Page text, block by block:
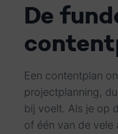
De
Een contentplan
projectplanning,
bij voelt. Als je op
of één van de vele